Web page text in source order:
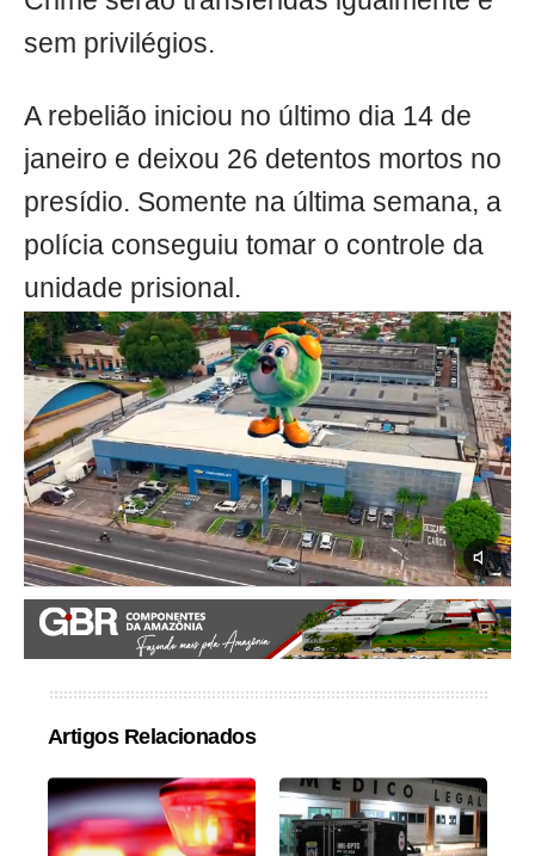
sem privilégios.
A rebelião iniciou no último dia 14 de
janeiro e deixou 26 detentos mortos no
presídio. Somente na última semana, a
polícia conseguiu tomar o controle da
unidade prisional.
Artigos Relacionados